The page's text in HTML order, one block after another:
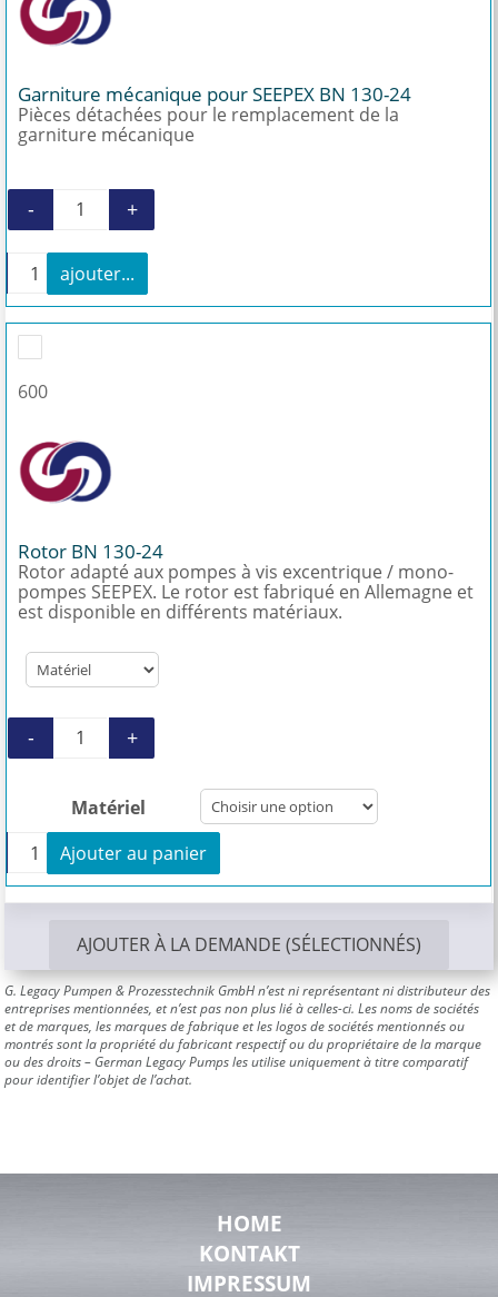
Garniture mécanique pour SEEPEX BN 130-24
Pièces détachées pour le remplacement de la
garniture mécanique
quantité de Garniture mécanique pour
- +
quantité de Garniture mécanique pour SEEPEX BN
+
ajouter...
600
Rotor BN 130-24
Rotor adapté aux pompes à vis excentrique / mono-
pompes SEEPEX. Le rotor est fabriqué en Allemagne et
est disponible en différents matériaux.
quantité de Rotor BN 130-24
- +
Matériel
quantité de Rotor BN 130-24
+
Ajouter au panier
AJOUTER À LA DEMANDE (SÉLECTIONNÉS)
G. Legacy Pumpen & Prozesstechnik GmbH n’est ni représentant ni distributeur des
entreprises mentionnées, et n’est pas non plus lié à celles-ci. Les noms de sociétés
et de marques, les marques de fabrique et les logos de sociétés mentionnés ou
montrés sont la propriété du fabricant respectif ou du propriétaire de la marque
ou des droits – German Legacy Pumps les utilise uniquement à titre comparatif
pour identifier l’objet de l’achat.
HOME
KONTAKT
IMPRESSUM